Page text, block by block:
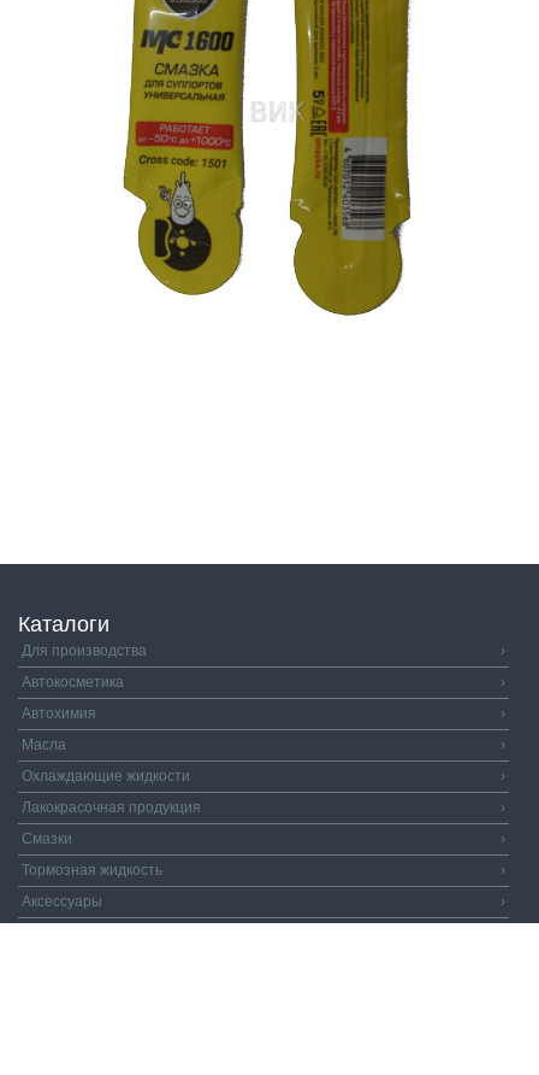
Каталоги
Для производства
›
Автокосметика
›
Автохимия
›
Масла
›
Охлаждающие жидкости
›
Лакокрасочная продукция
›
Смазки
›
Тормозная жидкость
›
Аксессуары
›